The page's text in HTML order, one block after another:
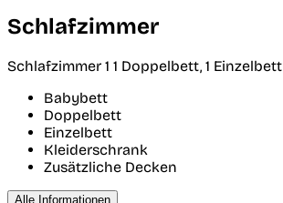
Schlafzimmer
Schlafzimmer 1 1 Doppelbett, 1 Einzelbett
Babybett
Doppelbett
Einzelbett
Kleiderschrank
Zusätzliche Decken
Alle Informationen